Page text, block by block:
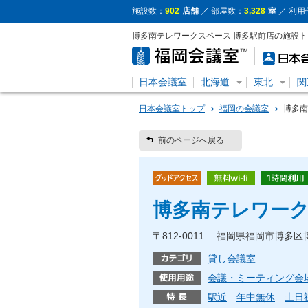
施設数： 902 店舗 ／ 部屋数： 3,328 室 ／ 利用
博多南テレワークスペース 博多駅前店の施設
日本会議室 北海道 東北
日本会議室トップ 福岡の会議室 博多
前のページへ戻る
博多南テレワー
〒812-0011 福岡県福岡市博多
貸し会議室
会議・ミーティング会
駅近
年中無休 土日